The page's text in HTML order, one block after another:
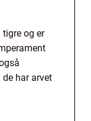
tigre og er
har arvet